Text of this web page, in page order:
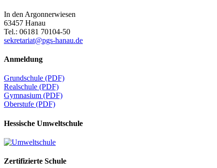
In den Argonnerwiesen
63457 Hanau
Tel.: 06181 70104-50
sekretariat@pgs-hanau.de
Anmeldung
Grundschule (PDF)
Realschule (PDF)
Gymnasium (PDF)
Oberstufe (PDF)
Hessische Umweltschule
Zertifizierte Schule